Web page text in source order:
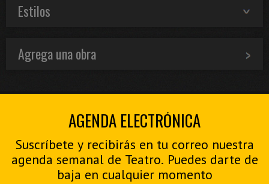
Estilos
Agrega una obra
AGENDA ELECTRÓNICA
Suscríbete y recibirás en tu correo nuestra
agenda semanal de Teatro. Puedes darte de
baja en cualquier momento